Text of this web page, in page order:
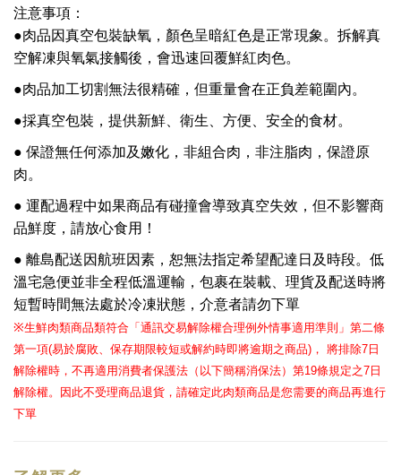
注意事項：
●肉品因真空包裝缺氧，顏色呈暗紅色是正常現象。拆解真
空解凍與氧氣接觸後，會迅速回覆鮮紅肉色。
●肉品加工切割無法很精確，但重量會在正負差範圍內。
●採真空包裝，提供新鮮、衛生、方便、安全的食材。
● 保證無任何添加及嫩化，非組合肉，非注脂肉，保證原
肉。
● 運配過程中如果商品有碰撞會導致真空失效，但不影響商
品鮮度，請放心食用！
● 離島配送因航班因素，恕無法指定希望配達日及時段。低
溫宅急便並非全程低溫運輸，包裹在裝載、理貨及配送時將
短暫時間無法處於冷凍狀態，介意者請勿下單
※生鮮肉類商品類符合「通訊交易解除權合理例外情事適用準則」第二條
第一項(易於腐敗、保存期限較短或解約時即將逾期之商品) ， 將排除7日
解除權時，不再適用消費者保護法（以下簡稱消保法）第19條規定之7日
解除權。因此不受理商品退貨，請確定此肉類商品是您需要的商品再進行
下單